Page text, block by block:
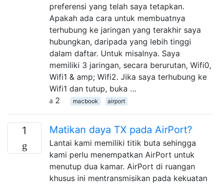
preferensi yang telah saya tetapkan.
Apakah ada cara untuk membuatnya
terhubung ke jaringan yang terakhir saya
hubungkan, daripada yang lebih tinggi
dalam daftar. Untuk misalnya. Saya
memiliki 3 jaringan, secara berurutan, Wifi0,
Wifi1 & amp; Wifi2. Jika saya terhubung ke
Wifi1 dan tutup, buka …
2
macbook airport
1 Matikan daya TX pada AirPort?
Lantai kami memiliki titik buta sehingga
kami perlu menempatkan AirPort untuk
menutup dua kamar. AirPort di ruangan
khusus ini mentransmisikan pada kekuatan